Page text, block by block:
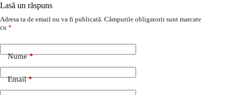
Lasă un răspuns
Adresa ta de email nu va fi publicată. Câmpurile obligatorii sunt marcate
cu *
Nume*
Email*